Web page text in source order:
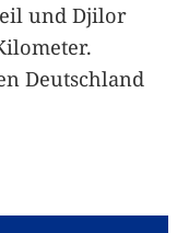
und Djilor
Deutschland